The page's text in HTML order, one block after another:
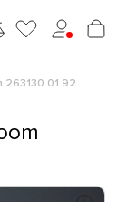
263130.01.92